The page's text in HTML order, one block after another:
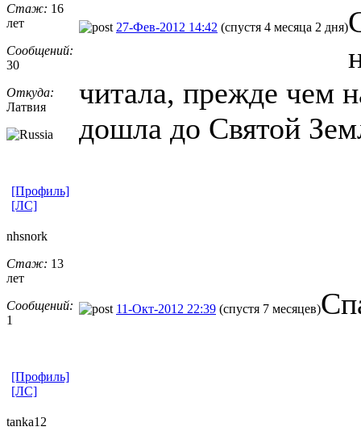
Стаж: 16
лет
Сообщений:
30
Откуда:
Латвия
27-Фев-2012 14:42 (спустя 4 месяца 2 дня)
читала, прежде чем
дошла до Святой
[Профиль]
[ЛС]
nhsnork
Стаж: 13
лет
Сообщений:
1
11-Окт-2012 22:39 (спустя 7 месяцев)
[Профиль]
[ЛС]
tanka12